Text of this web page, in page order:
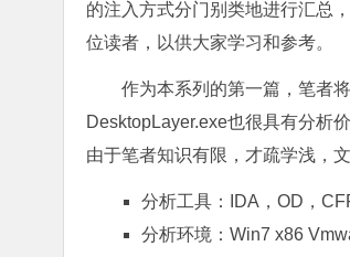
的注入方式分门别类地进行汇总
位读者，以供大家学习和参考。
作为本系列的第一篇，笔者
DesktopLayer.exe也很具有分析
由于笔者知识有限，才疏学浅，
分析工具：IDA，OD，
分析环境：Win7 x86